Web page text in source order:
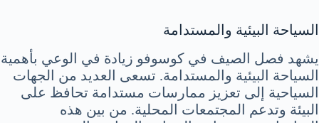
السياحة البيئية والمستدامة
يشهد فصل الصيف في كوسوفو زيادة في الوعي بأهمية
السياحة البيئية والمستدامة. تسعى العديد من الجهات
السياحية إلى تعزيز ممارسات مستدامة تحافظ على
البيئة وتدعم المجتمعات المحلية. من بين هذه